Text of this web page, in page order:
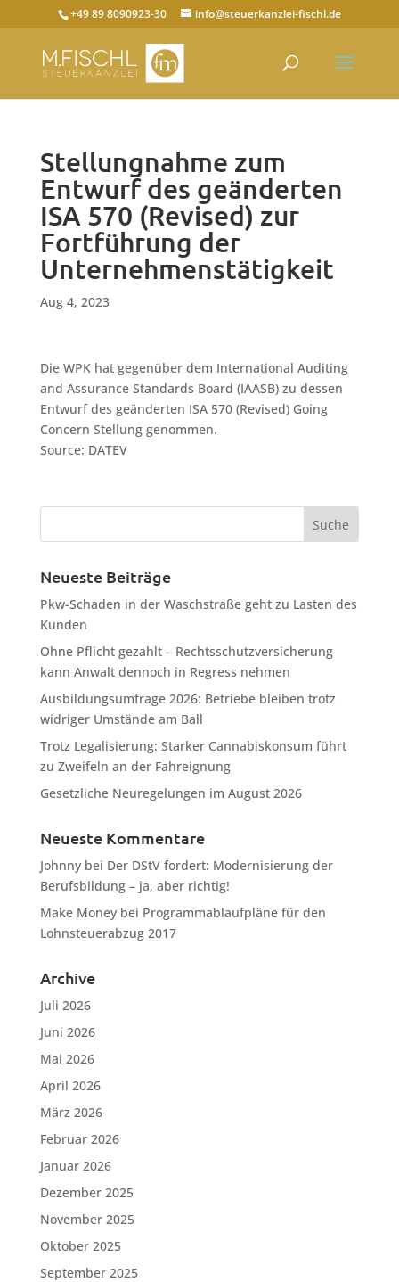
+49 89 8090923-30 info@steuerkanzlei-fischl.de
Stellungnahme zum
Entwurf des geänderten
ISA 570 (Revised) zur
Fortführung der
Unternehmenstätigkeit
Aug 4, 2023
Die WPK hat gegenüber dem International Auditing
and Assurance Standards Board (IAASB) zu dessen
Entwurf des geänderten ISA 570 (Revised) Going
Concern Stellung genommen.
Source: DATEV
Neueste Beiträge
Pkw-Schaden in der Waschstraße geht zu Lasten des
Kunden
Ohne Pflicht gezahlt – Rechtsschutzversicherung
kann Anwalt dennoch in Regress nehmen
Ausbildungsumfrage 2026: Betriebe bleiben trotz
widriger Umstände am Ball
Trotz Legalisierung: Starker Cannabiskonsum führt
zu Zweifeln an der Fahreignung
Gesetzliche Neuregelungen im August 2026
Neueste Kommentare
Johnnybei Der DStV fordert: Modernisierung der
Berufsbildung – ja, aber richtig!
Make Moneybei Programmablaufpläne für den
Lohnsteuerabzug 2017
Archive
Juli 2026
Juni 2026
Mai 2026
April 2026
März 2026
Februar 2026
Januar 2026
Dezember 2025
November 2025
Oktober 2025
September 2025